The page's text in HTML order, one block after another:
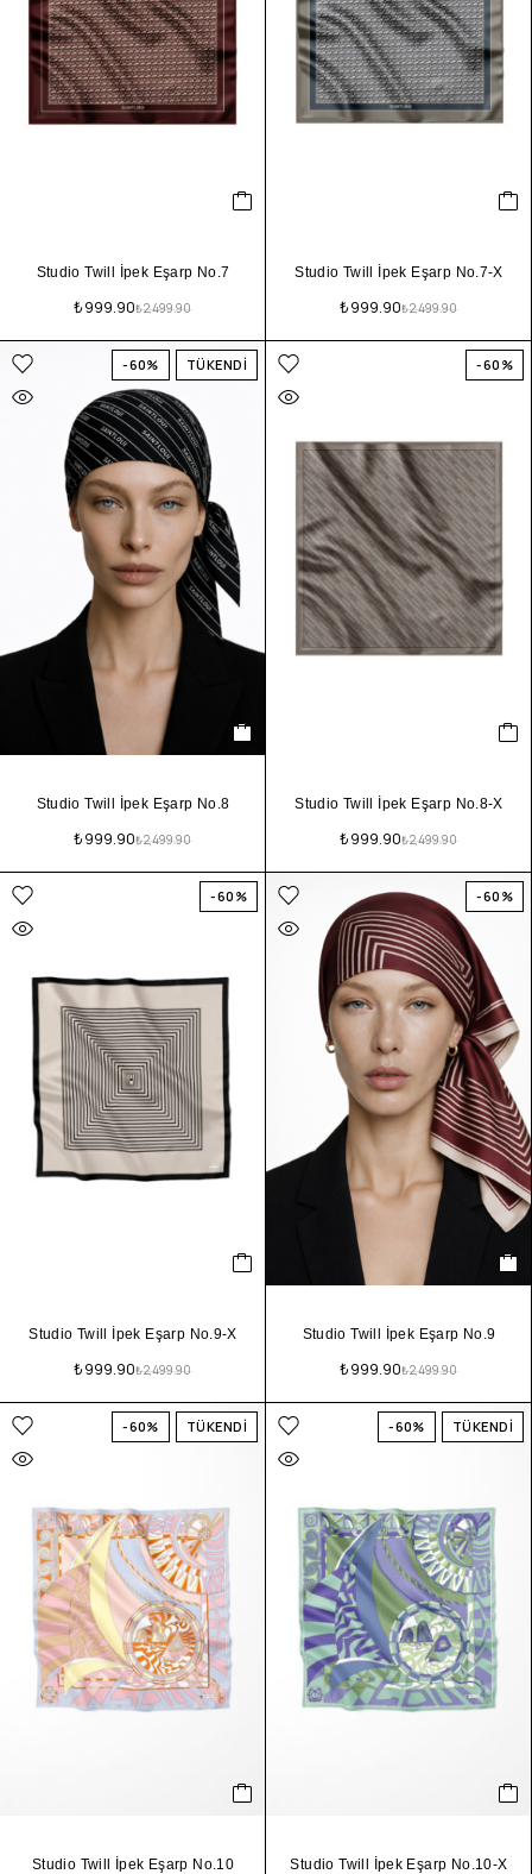
Studio Twill İpek Eşarp No.7
₺2,499.90
₺999.90
Studio Twill İpek Eşarp No.7-X
₺2,499.90
₺999.90
-60% TÜKENDİ
Studio Twill İpek Eşarp No.8
₺2,499.90
₺999.90
-60%
Studio Twill İpek Eşarp No.8-X
₺2,499.90
₺999.90
-60%
Studio Twill İpek Eşarp No.9-X
₺2,499.90
₺999.90
-60%
Studio Twill İpek Eşarp No.9
₺2,499.90
₺999.90
-60% TÜKENDİ
Studio Twill İpek Eşarp No.10
-60% TÜKENDİ
Studio Twill İpek Eşarp No.10-X